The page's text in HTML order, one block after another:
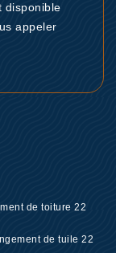
disponible
appeler
de toiture 22
de tuile 22